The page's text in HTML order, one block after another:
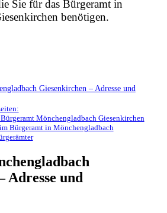
Sie für das Bürgeramt in
benötigen.
Giesenkirchen – Adresse und
Mönchengladbach Giesenkirchen
Bürgeramt in Mönchengladbach
Adresse und